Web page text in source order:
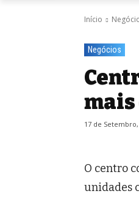
Início
Negócios
mais
17 de Setembro,
O centro
unidades